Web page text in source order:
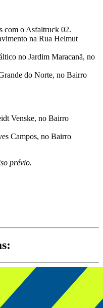
com o Asfaltruck 02.
na Rua Helmut
no Jardim Maracanã, no
do Norte, no Bairro
Venske, no Bairro
Campos, no Bairro
prévio.